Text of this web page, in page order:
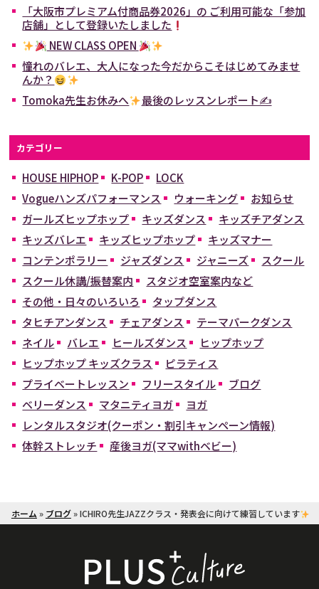
「大阪市プレミアム付商品券2026」の ご利用可能な「参加
店舗」として登録いたしました
NEW CLASS OPEN
憧れのバレエ、大人になった今だからこそはじめてみませ
んか？
Tomoka先生お休みへ
最後のレッスンレポート✍
カテゴリー
HOUSE HIPHOP K-POP
LOCK
Vogueハンズパフォーマンス
ウォーキング
お知らせ
ガールズヒップホップ
キッズダンス
キッズチアダンス
キッズバレエ
キッズヒップホップ
キッズマナー
コンテンポラリー
ジャズダンス ジャニーズ
スクール
スクール休講/振替案内
スタジオ空室案内など
その他・日々のいろいろ
タップダンス
タヒチアンダンス
チェアダンス
テーマパークダンス
ネイル
バレエ ヒールズダンス
ヒップホップ
ヒップホップ キッズクラス
ピラティス
プライベートレッスン
フリースタイル
ブログ
ベリーダンス
マタニティヨガ
ヨガ
レンタルスタジオ(クーポン・割引キャンペーン情報)
体幹ストレッチ
産後ヨガ(ママwithベビー)
ホーム » ブログ»ICHIRO先生JAZZクラス・発表会に向けて練習しています